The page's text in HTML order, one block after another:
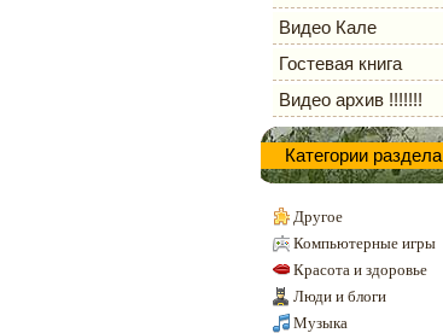
Видео Кале
Гостевая книга
Видео архив !!!!!!!
Категории раздела
Другое
Компьютерные игры
Красота и здоровье
Люди и блоги
Музыка